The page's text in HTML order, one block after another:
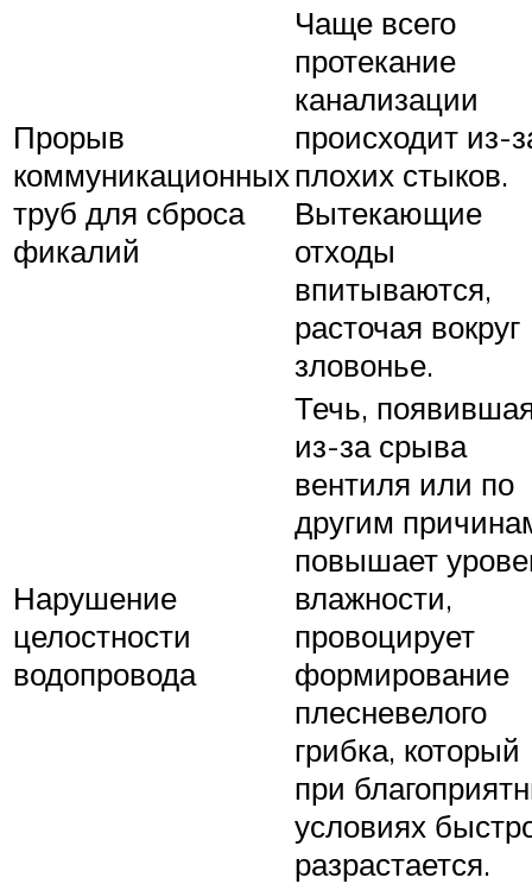
Прорыв
коммуникационных
труб для сброса
фикалий
Чаще всего
протекание
канализации
происходит из-
плохих стыков.
Вытекающие
отходы
впитываются,
расточая вокруг
зловонье.
Нарушение
целостности
водопровода
Течь,
из-за срыва
вентиля или по
другим
повышает
влажности,
провоцирует
формирование
плесневелого
грибка, который
при
условиях
разрастается.